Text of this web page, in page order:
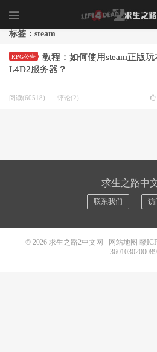
标签：steam
RPG公告
教程：如何使用steam正版玩
L4D2服务器？
阅读(60518) 评论(2)
求生之路中
联系我们 访
© 2026 求生之路2中文网 网站地图 赣